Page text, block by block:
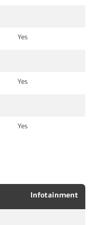
Yes
Yes
Yes
Infotainment